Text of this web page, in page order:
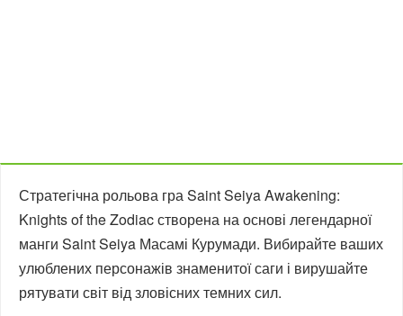
Стратегічна рольова гра Saint Seiya Awakening:
Knights of the Zodiac створена на основі легендарної
манги Saint Seiya Масамі Курумади. Вибирайте ваших
улюблених персонажів знаменитої саги і вирушайте
рятувати світ від зловісних темних сил.